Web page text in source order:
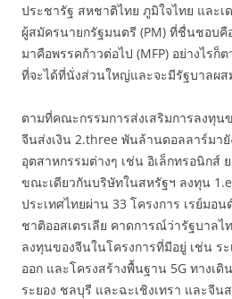
ประชารัฐ สหชาติไทย ภูมิใจไทย และ
ผู้สมัครนายกรัฐมนตรี (PM) ที่ชื่นชอบคือ
มาคือพรรคก้าวต่อไป (MFP) อย่างไรก็
ที่จะได้ที่นั่งส่วนใหญ่และจะมีรัฐบาลผส
ตามที่คณะกรรมการส่งเสริมการลงทุน
จีนส่งเงิน 2.three พันล้านดอลลาร์มายั
อุตสาหกรรมต่างๆ เช่น อิเล็กทรอนิกส์
ขณะเดียวกันบริษัทในสหรัฐฯ ลงทุน
ประเทศไทยผ่าน 33 โครงการ เรย์มอ
ชาติออสเตรเลีย คาดการณ์ว่ารัฐบาล
ลงทุนของจีนในโครงการที่มีอยู่ เช่น ร
ออก และโครงสร้างพื้นฐาน 5G ทางเ
ระยอง ชลบุรี และฉะเชิงเทรา และจีน